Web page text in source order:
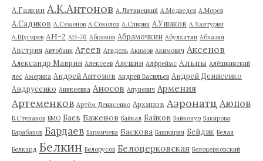
А.Галкин А.К.Антонов А.Литинецкий А.Медведев А.Морев
А.Садиков А.Семенов А.Соколов А.Спирин А.Ушаков А.Халтурин
А.Щугорев АН-2 АН-70 Абрамов Абрамочкин Абулхатин Абхазия
Австрия Автобанк Агеев Агидель Акимов Акимович Аксенов
Александр Маврин Алексеев Алешин Алфреймс Альпы Алёшкинский
лес Америка Андрей Антонов Андрей Васильев Андрей Денисенко
Андрусенко Аникеевка Аносов Апуневич Армения
Артеменков Артём Денисенко Архипов Аэронатц Аюпов
Б.Степанов БМО Баев Баженов Байкал Байков Байконур Бакирова
Барабанов Бардаев Бармичева Баскова Башкирия Бейдик Белая
Белкард Белкин Белорусов Белоцерковская Белоцерковский